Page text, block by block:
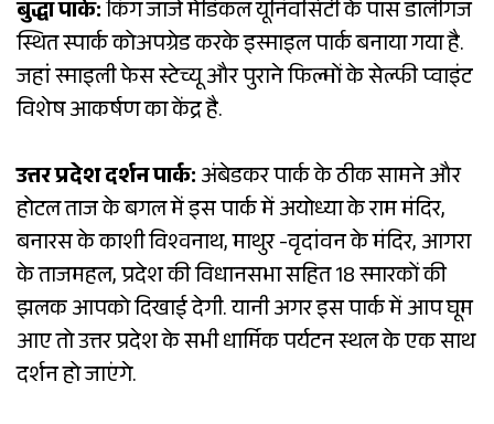
बुद्धा पार्क:किंग जार्ज मेडिकल यूनिवर्सिटी के पास डालीगंज
स्थित स्पार्क कोअपग्रेड करके इस्माइल पार्क बनाया गया है.
जहां स्माइली फेस स्टेच्यू और पुराने फिल्मों के सेल्फी प्वाइंट
विशेष आकर्षण का केंद्र है.
उत्तर प्रदेश दर्शन पार्क:अंबेडकर पार्क के ठीक सामने और
होटल ताज के बगल में इस पार्क में अयोध्या के राम मंदिर,
बनारस के काशी विश्वनाथ, माथुर -वृदांवन के मंदिर, आगरा
के ताजमहल, प्रदेश की विधानसभा सहित 18 स्मारकों की
झलक आपको दिखाई देगी. यानी अगर इस पार्क में आप घूम
आए तो उत्तर प्रदेश के सभी धार्मिक पर्यटन स्थल के एक साथ
दर्शन हो जाएंगे.